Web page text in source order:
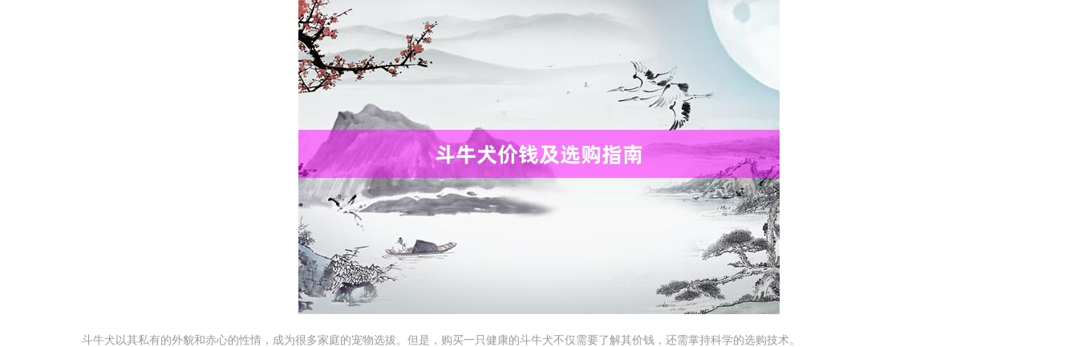
斗牛犬以其私有的外貌和赤心的性情，成为很多家庭的宠物选拔。但是，购买一只健康的斗牛犬不仅需要了解其价钱，还需掌持科学的选购技术。